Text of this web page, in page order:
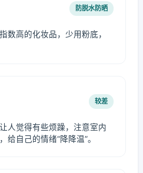
防脱水防晒
数高的化妆品，少用粉底，
较差
人觉得有些烦躁，注意室内
给自己的情绪“降降温”。